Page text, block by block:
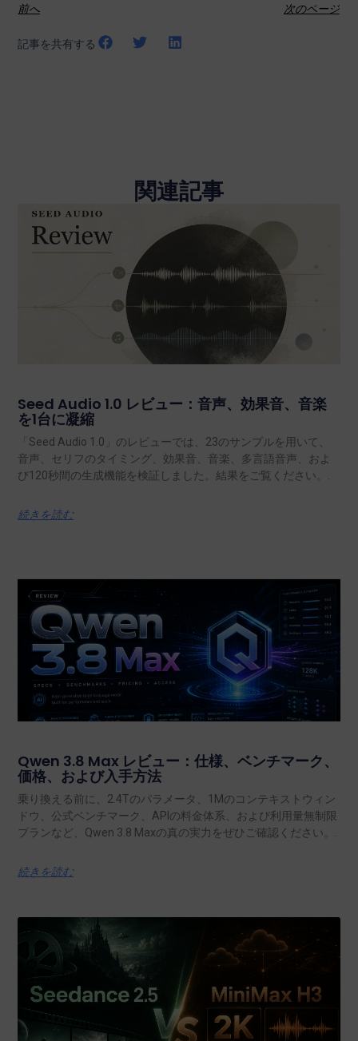
前へ 次のページ
記事を共有する
関連記事
Seed Audio 1.0 レビュー：音声、効果音、音楽
を1台に凝縮
「Seed Audio 1.0」のレビューでは、23のサンプルを用いて、
音声、セリフのタイミング、効果音、音楽、多言語音声、およ
び120秒間の生成機能を検証しました。結果をご覧ください。.
続きを読む
Qwen 3.8 Max レビュー：仕様、ベンチマーク、
価格、および入手方法
乗り換える前に、2.4Tのパラメータ、1Mのコンテキストウィン
ドウ、公式ベンチマーク、APIの料金体系、および利用量無制限
プランなど、Qwen 3.8 Maxの真の実力をぜひご確認ください。.
続きを読む